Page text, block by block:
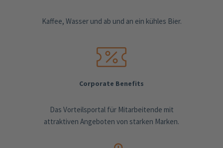
Kaffee, Wasser und ab und an ein kühles Bier.
Corporate Benefits
Das Vorteilsportal für Mitarbeitende mit
attraktiven Angeboten von starken Marken.